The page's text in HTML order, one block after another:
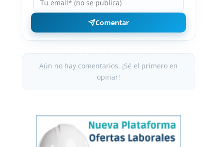
Comentar
Aún no hay comentarios. ¡Sé el primero en
opinar!